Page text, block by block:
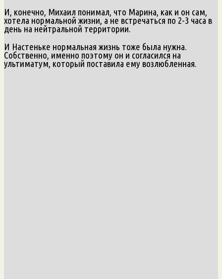
И, конечно, Михаил понимал, что Марина, как и он сам,
хотела нормальной жизни, а не встречаться по 2-3 часа в
день на нейтральной территории.
И Настеньке нормальная жизнь тоже была нужна.
Собственно, именно поэтому он и согласился на
ультиматум, который поставила ему возлюбленная.